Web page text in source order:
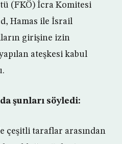
(FKÖ) İcra Komitesi
Hamas ile İsrail
girişine izin
ateşkesi kabul
şunları söyledi:
çeşitli taraflar arasından